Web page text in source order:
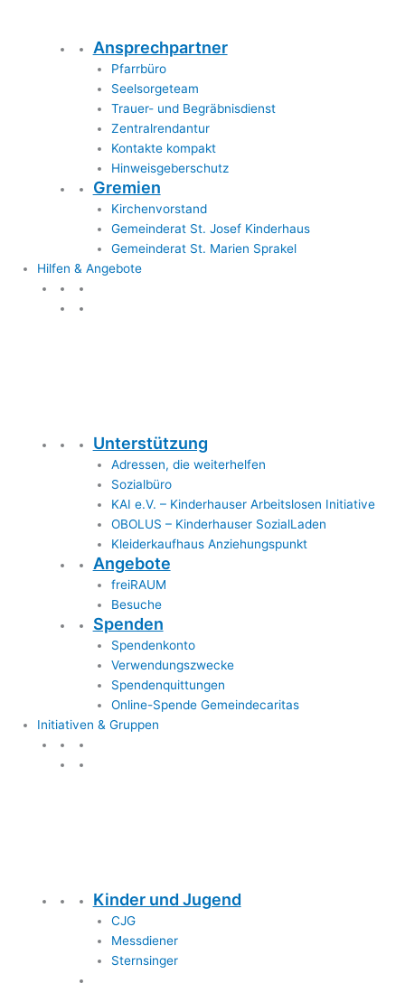
Ansprechpartner
Pfarrbüro
Seelsorgeteam
Trauer- und Begräbnisdienst
Zentralrendantur
Kontakte kompakt
Hinweisgeberschutz
Gremien
Kirchenvorstand
Gemeinderat St. Josef Kinderhaus
Gemeinderat St. Marien Sprakel
Hilfen & Angebote
Unterstützung
Adressen, die weiterhelfen
Sozialbüro
KAI e.V. – Kinderhauser Arbeitslosen Initiative
OBOLUS – Kinderhauser SozialLaden
Kleiderkaufhaus Anziehungspunkt
Angebote
freiRAUM
Besuche
Spenden
Spendenkonto
Verwendungszwecke
Spendenquittungen
Online-Spende Gemeindecaritas
Initiativen & Gruppen
Kinder und Jugend
CJG
Messdiener
Sternsinger